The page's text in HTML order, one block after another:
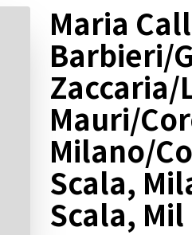
Maria
Barbieri/
Zaccaria/
Mauri/
Milano/
Scala,
Scala, Mil